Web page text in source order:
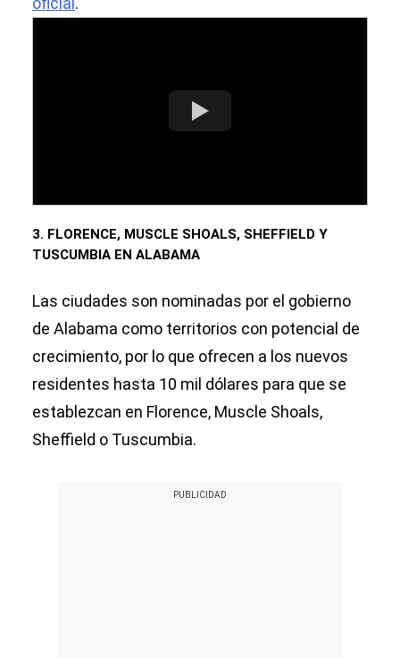
3. FLORENCE, MUSCLE SHOALS, SHEFFIELD Y
TUSCUMBIA EN ALABAMA
Las ciudades son nominadas por el gobierno
de Alabama como territorios con potencial de
crecimiento, por lo que ofrecen a los nuevos
residentes hasta 10 mil dólares para que se
establezcan en Florence, Muscle Shoals,
Sheffield o Tuscumbia.